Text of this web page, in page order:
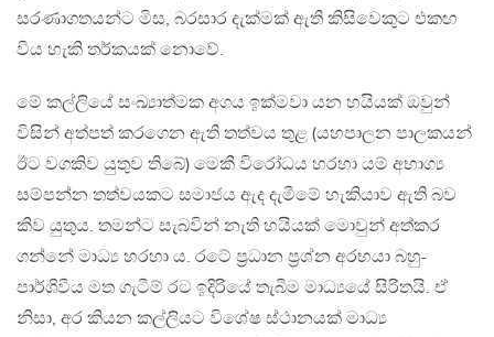
සරණාගතයන්ට මිස, බරසාර දැක්මක් ඇති කිසිවෙකුට එකඟ
විය හැකි තර්කයක් නොවේ.
මේ කල්ලියේ සංඛ්‍යාත්මක අගය ඉක්මවා යන හයියක් ඔවුන්
විසින් අත්පත් කරගෙන ඇති තත්වය තුළ (යහපාලන පාලකයන්
ඊට වගකිව යුතුව තිබේ) මෙකී විරෝධය හරහා යම් අභාග්‍ය
සම්පන්න තත්වයකට සමාජය ඇද දැමීමේ හැකියාව ඇති බව
කිව යුතුය. තමන්ට සැබවින් නැති හයියක් මොවුන් අත්කර
ගන්නේ මාධ්‍ය හරහා ය. රටේ ප‍්‍රධාන ප‍්‍රශ්න අරභයා බහු-
පාර්ශිවීය මත ගැටීම් රට ඉදිරියේ තැබීම මාධ්‍යයේ සිරිතයි. ඒ
නිසා, අර කියන කල්ලියට විශේෂ ස්ථානයක් මාධ්‍ය